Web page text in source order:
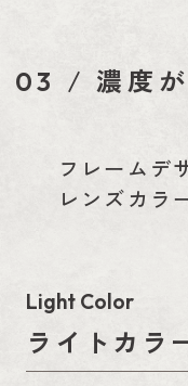
03 / 濃度
フレームデ
レンズカラ
Light Color
ライトカラ